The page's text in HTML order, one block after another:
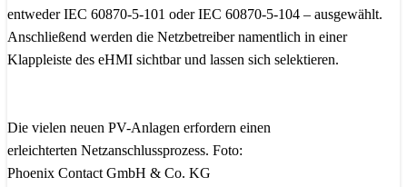
entweder IEC 60870-5-101 oder IEC 60870-5-104 – ausgewählt.
Anschließend werden die Netzbetreiber namentlich in einer
Klappleiste des eHMI sichtbar und lassen sich selektieren.
Die vielen neuen PV-Anlagen erfordern einen
erleichterten Netzanschlussprozess. Foto:
Phoenix Contact GmbH & Co. KG